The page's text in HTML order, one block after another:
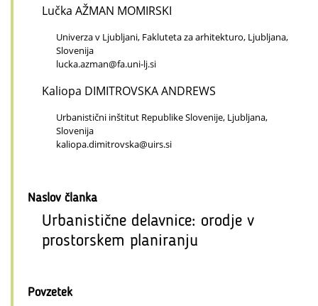
Lučka AŽMAN MOMIRSKI
Univerza v Ljubljani, Fakluteta za arhitekturo, Ljubljana,
Slovenija
lucka.azman@fa.uni-lj.si
Kaliopa DIMITROVSKA ANDREWS
Urbanistični inštitut Republike Slovenije, Ljubljana,
Slovenija
kaliopa.dimitrovska@uirs.si
Naslov članka
Urbanistične delavnice: orodje v
prostorskem planiranju
Povzetek